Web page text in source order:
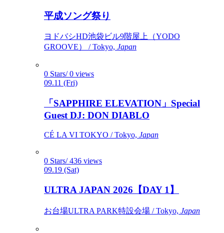
平成ソング祭り
ヨドバシHD池袋ビル9階屋上（YODO
GROOVE） / Tokyo, Japan
0 Stars/ 0 views
09.11 (Fri)
「SAPPHIRE ELEVATION」Special
Guest DJ: DON DIABLO
CÉ LA VI TOKYO / Tokyo, Japan
0 Stars/ 436 views
09.19 (Sat)
ULTRA JAPAN 2026【DAY 1】
お台場ULTRA PARK特設会場 / Tokyo, Japan